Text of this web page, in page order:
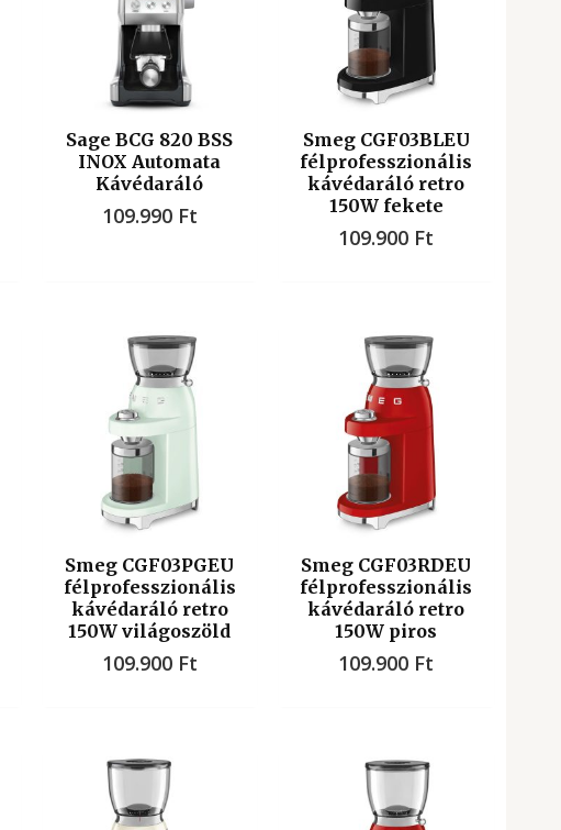
Sage BCG 820 BSS
INOX Automata
Kávédaráló
109.990 Ft
Smeg CGF03BLEU
félprofesszionális
kávédaráló retro
150W fekete
109.900 Ft
Smeg CGF03PGEU
félprofesszionális
kávédaráló retro
150W világoszöld
109.900 Ft
Smeg CGF03RDEU
félprofesszionális
kávédaráló retro
150W piros
109.900 Ft